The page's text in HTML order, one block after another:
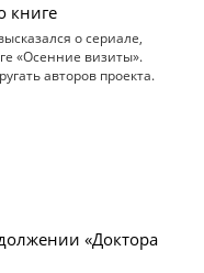
книге
о сериале,
«Осенние визиты».
авторов проекта.
«Доктора